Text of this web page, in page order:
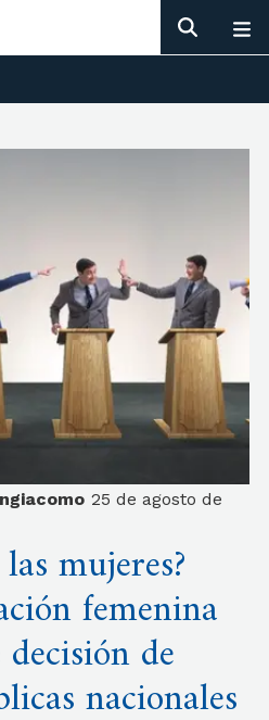
25 de agosto de
mujeres?
femenina
de
nacionales